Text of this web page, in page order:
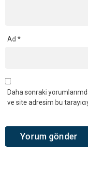
Ad *
Daha sonraki
ve site adresim bu